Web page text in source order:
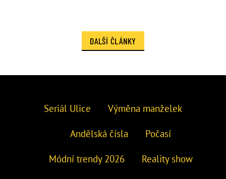
DALŠÍ ČLÁNKY
Seriál Ulice Výměna manželek
Andělská čísla Počasí
Módní trendy 2026 Reality show